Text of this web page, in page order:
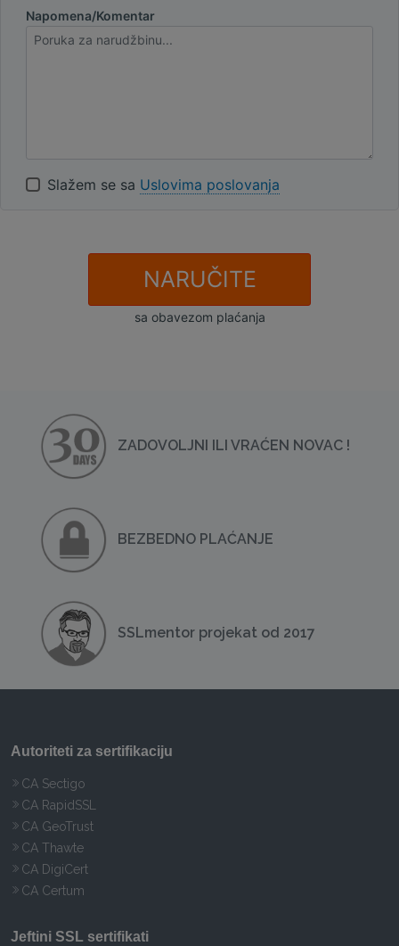
Napomena/Komentar
Slažem se sa Uslovima poslovanja
NARUČITE
sa obavezom plaćanja
ZADOVOLJNI ILI VRAĆEN NOVAC !
BEZBEDNO PLAĆANJE
SSLmentor projekat od 2017
Autoriteti za sertifikaciju
CA Sectigo
CA RapidSSL
CA GeoTrust
CA Thawte
CA DigiCert
CA Certum
Jeftini SSL sertifikati